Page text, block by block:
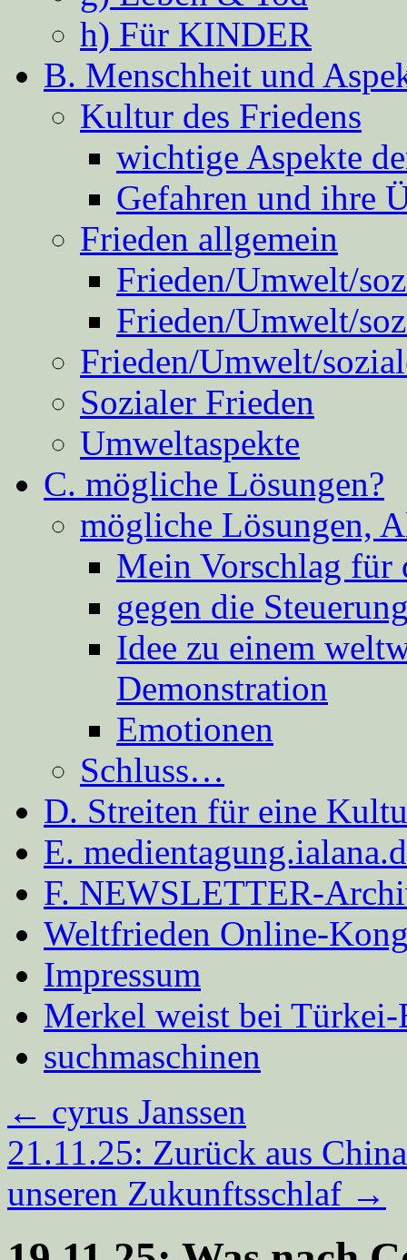
h) Für KINDER
B. Menschheit und
Kultur des Friedens
wichtige Aspekte
Gefahren und ihre
Frieden allgemein
Frieden/Umwelt/
Frieden/Umwelt/
Frieden/Umwelt/
Sozialer Frieden
Umweltaspekte
C. mögliche Lösungen?
mögliche Lösungen,
Mein Vorschlag für
gegen die
Idee zu einem
Demonstration
Emotionen
Schluss…
D. Streiten für eine
E.
F. NEWSLETTER-
Weltfrieden Online-
Impressum
Merkel weist bei
suchmaschinen
← cyrus Janssen
21.11.25: Zurück aus
unseren Zukunfts­schlaf →